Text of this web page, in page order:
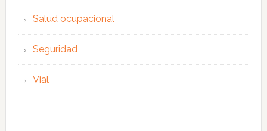
Salud ocupacional
Seguridad
Vial